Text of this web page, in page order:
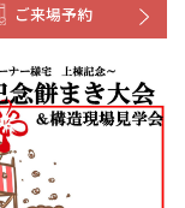
ご来場予約